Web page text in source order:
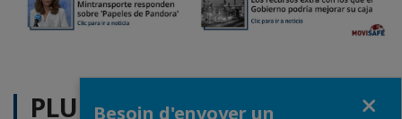
PLUS D'ACTUALITÉS
Besoin d'envoyer un